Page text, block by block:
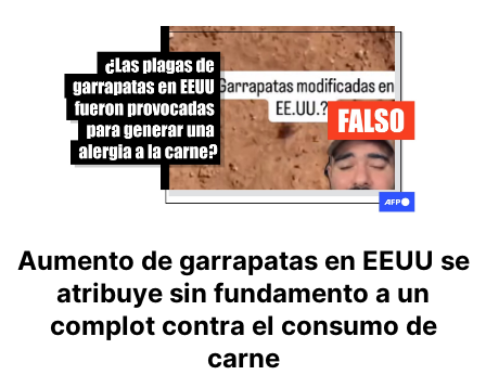
Aumento de garrapatas en EEUU se
atribuye sin fundamento a un
complot contra el consumo de
carne